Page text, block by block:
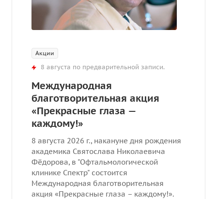
Акции
8 августа по предварительной записи.
Международная
благотворительная акция
«Прекрасные глаза —
каждому!»
8 августа 2026 г., накануне дня рождения
академика Святослава Николаевича
Фёдорова, в "Офтальмологической
клинике Спектр" состоится
Международная благотворительная
акция «Прекрасные глаза – каждому!».